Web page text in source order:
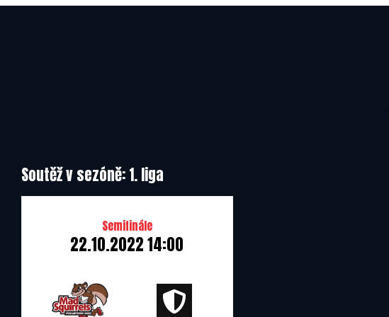
Soutěž v sezóně: 1. liga
Semifinále
22.10.2022 14:00